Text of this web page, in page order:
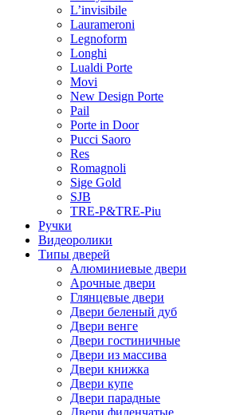
L’invisibile
Laurameroni
Legnoform
Longhi
Lualdi Porte
Movi
New Design Porte
Pail
Porte in Door
Pucci Saoro
Res
Romagnoli
Sige Gold
SJB
TRE-P&TRE-Piu
Ручки
Видеоролики
Типы дверей
Алюминиевые двери
Арочные двери
Глянцевые двери
Двери беленый дуб
Двери венге
Двери гостиничные
Двери из массива
Двери книжка
Двери купе
Двери парадные
Двери филенчатые